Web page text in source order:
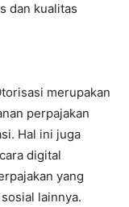
dan kualitas
merupakan
perpajakan
Hal ini juga
digital
yang
lainnya.